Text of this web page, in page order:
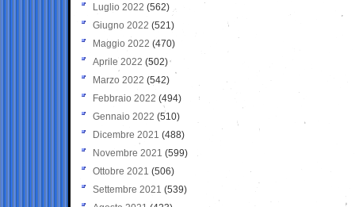
Luglio 2022 (562)
Giugno 2022 (521)
Maggio 2022 (470)
Aprile 2022 (502)
Marzo 2022 (542)
Febbraio 2022 (494)
Gennaio 2022 (510)
Dicembre 2021 (488)
Novembre 2021 (599)
Ottobre 2021 (506)
Settembre 2021 (539)